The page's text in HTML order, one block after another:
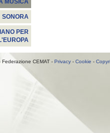
MUSICA
SONORA
PER
CEMAT - Privacy- Cookie -